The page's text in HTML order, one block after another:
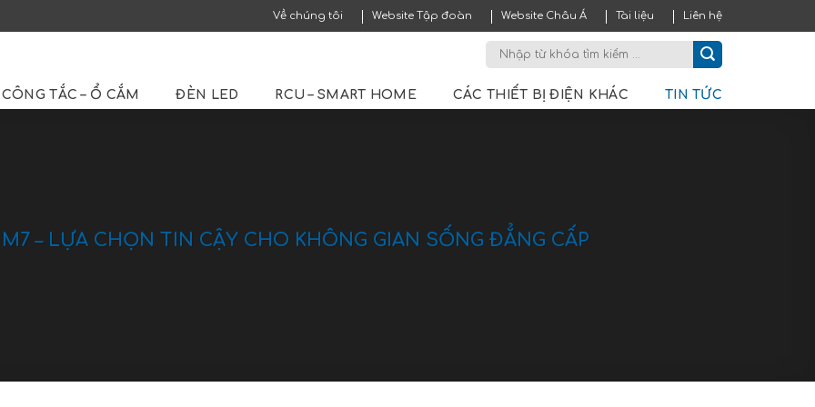
Về chúng tôi Website Tập đoàn Website Châu Á Tài liệu Liên hệ
CÔNG TẮC – Ổ CẮM ĐÈN LED RCU – SMART HOME CÁC THIẾT BỊ ĐIỆN KHÁC TIN TỨC
– LỰA CHỌN TIN CẬY CHO KHÔNG GIAN SỐNG ĐẲNG CẤP